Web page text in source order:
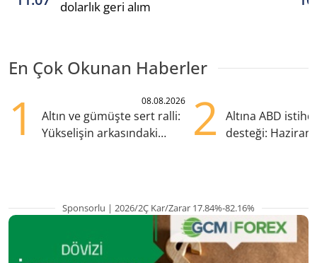
dolarlık geri alım
En Çok Okunan Haberler
1 08.08.2026
Altın ve gümüşte sert ralli:
Yükselişin arkasındaki
2
Altına ABD
desteği:
Sponsorlu | 2026/2Ç Kar/Zarar 17.84%-82.16%